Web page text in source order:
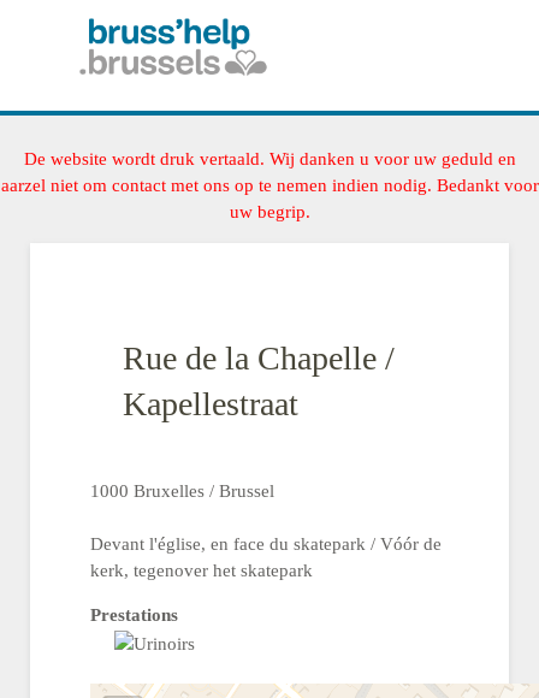
De website wordt druk vertaald. Wij danken u voor uw geduld en
aarzel niet om contact met ons op te nemen indien nodig. Bedankt voor
uw begrip.
Rue de la Chapelle /
Kapellestraat
1000 Bruxelles / Brussel
Devant l'église, en face du skatepark / Vóór de
kerk, tegenover het skatepark
Prestations